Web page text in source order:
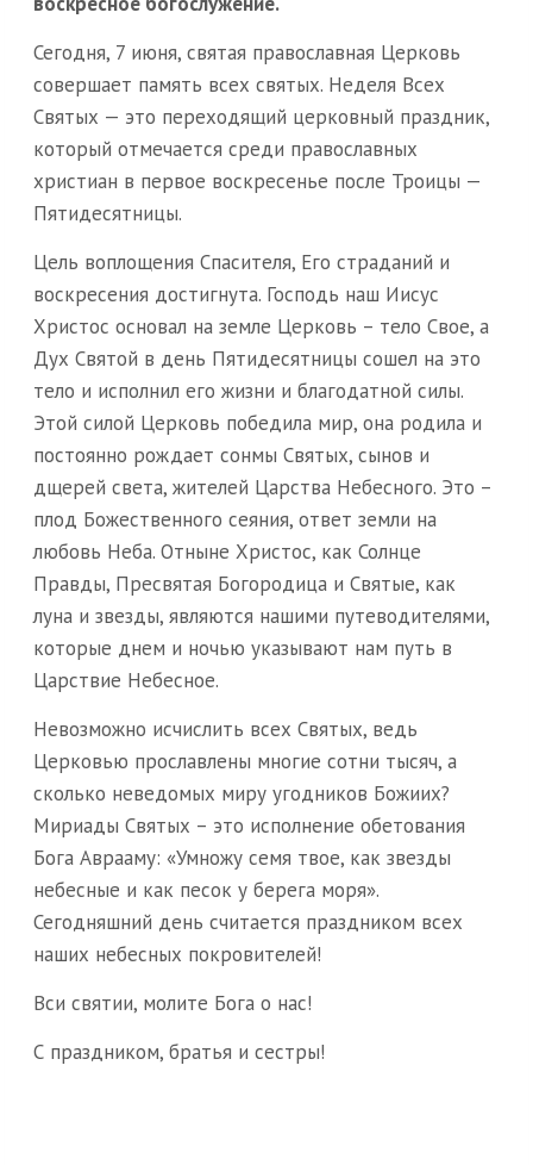
Сегодня, 7 июня, святая православная Церковь
совершает память всех святых. Неделя Всех
Святых — это переходящий церковный праздник,
который отмечается среди православных
христиан в первое воскресенье после Троицы —
Пятидесятницы.
Цель воплощения Спасителя, Его страданий и
воскресения достигнута. Господь наш Иисус
Христос основал на земле Церковь – тело Свое, а
Дух Святой в день Пятидесятницы сошел на это
тело и исполнил его жизни и благодатной силы.
Этой силой Церковь победила мир, она родила и
постоянно рождает сонмы Святых, сынов и
дщерей света, жителей Царства Небесного. Это –
плод Божественного сеяния, ответ земли на
любовь Неба. Отныне Христос, как Солнце
Правды, Пресвятая Богородица и Святые, как
луна и звезды, являются нашими путеводителями,
которые днем и ночью указывают нам путь в
Царствие Небесное.
Невозможно исчислить всех Святых, ведь
Церковью прославлены многие сотни тысяч, а
сколько неведомых миру угодников Божиих?
Мириады Святых – это исполнение обетования
Бога Аврааму: «Умножу семя твое, как звезды
небесные и как песок у берега моря».
Сегодняшний день считается праздником всех
наших небесных покровителей!
Вси святии, молите Бога о нас!
С праздником, братья и сестры!